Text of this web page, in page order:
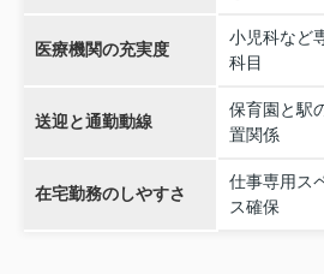
医療機関の充実度
小児科など
科目
送迎と通勤動線
保育園と駅
置関係
在宅勤務のしやすさ
仕事専用ス
ス確保